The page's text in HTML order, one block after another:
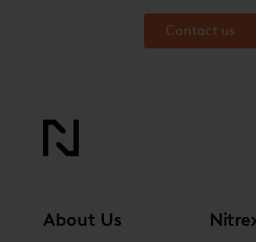
Contact us
About Us